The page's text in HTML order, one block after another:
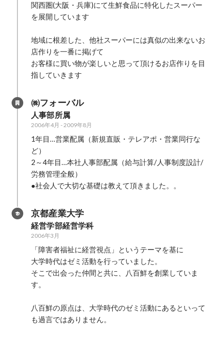
関西圏(大阪・兵庫)にて生鮮食品に特化したスーパー
を展開しています
地域に根差した、他社スーパーには真似の出来ないお
店作りを一番に掲げて
お客様に買い物が楽しいと思って頂けるお店作りを目
指していきます
㈱フォーバル
人事部所属
2006年4月 -2009年8月
1年目…営業配属（新規直販・テレアポ・営業同行な
ど）
2～4年目…本社人事部配属（給与計算/人事制度設計/
労務管理全般）
●社会人で大切な基礎は教えて頂きました。。
京都産業大学
経営学部経営学科
2006年3月
「障害者福祉に経営視点」というテーマを基に
大学時代はゼミ活動を行っていました。
そこで出会った仲間と共に、八百鮮を創業していま
す。
八百鮮の原点は、大学時代のゼミ活動にあるといって
も過言ではありません。